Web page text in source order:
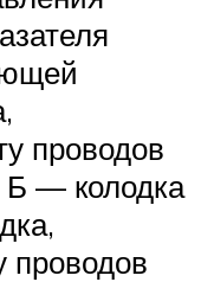
проводов
Б — колодка
проводов